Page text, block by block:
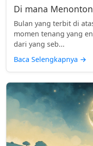
Di mana
Bulan yang terbit di
momen tenang yang
dari yang seb...
Baca Selengkapnya →